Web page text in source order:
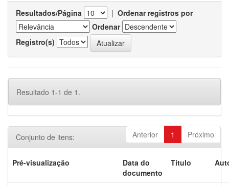
Resultados/Página | Ordenar registros por
Ordenar
Registro(s)
Resultado 1-1 de 1.
Anterior 1 Próximo
Conjunto de itens:
Pré-visualização
Data do
documento
Título